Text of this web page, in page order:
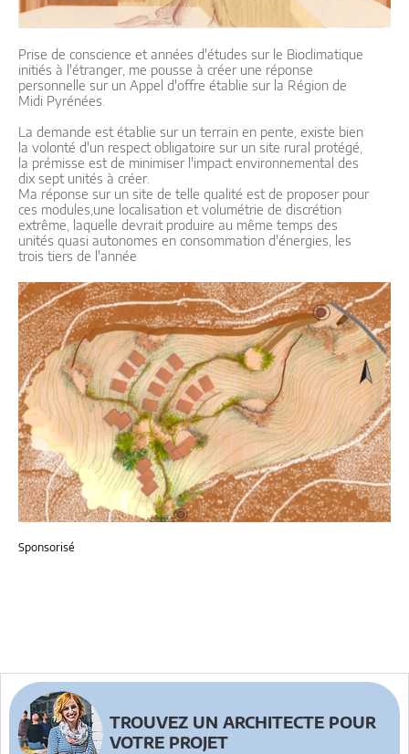
Prise de conscience et années d'études sur le Bioclimatique
initiés à l'étranger, me pousse à créer une réponse
personnelle sur un Appel d'offre établie sur la Région de
Midi Pyrénées.
La demande est établie sur un terrain en pente, existe bien
la volonté d'un respect obligatoire sur un site rural protégé,
la prémisse est de minimiser l'impact environnemental des
dix sept unités à créer.
Ma réponse sur un site de telle qualité est de proposer pour
ces modules,une localisation et volumétrie de discrétion
extrême, laquelle devrait produire au même temps des
unités quasi autonomes en consommation d'énergies, les
trois tiers de l'année
Sponsorisé
TROUVEZ UN ARCHITECTE POUR
VOTRE PROJET